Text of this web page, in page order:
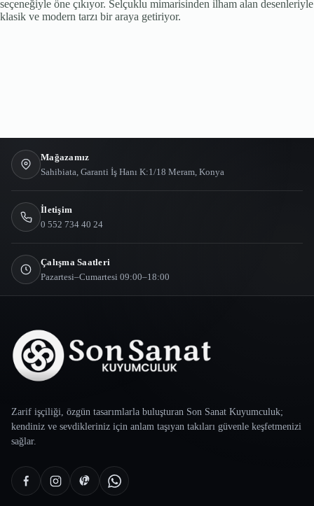
seçeneğiyle öne çıkıyor. Selçuklu mimarisinden ilham alan desenleriyle
klasik ve modern tarzı bir araya getiriyor.
Mağazamız
Sahibiata, Garanti İş Hanı K:1/18 Meram, Konya
İletişim
0 552 734 40 24
Çalışma Saatleri
Pazartesi–Cumartesi 09:00–18:00
Zarif işçiliği, özgün tasarımlarla buluşturan Son Sanat Kuyumculuk;
kendiniz ve sevdikleriniz için anlam taşıyan takıları güvenle keşfetmenizi
sağlar.